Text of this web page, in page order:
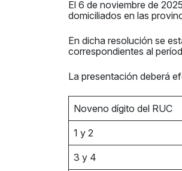
El 6 de noviembre de
domiciliados en las
En dicha resolución se
correspondientes al
La presentación deberá
Noveno dígito del RUC
1 y 2
3 y 4